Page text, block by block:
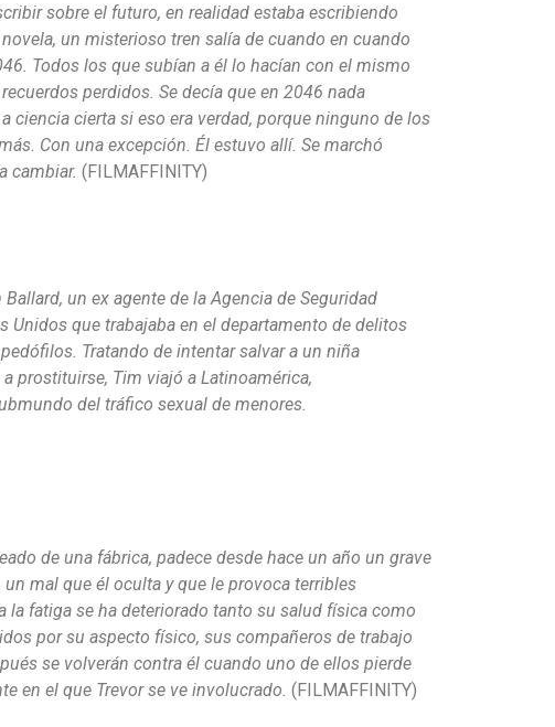
sobre el futuro, en realidad estaba escribiendo
un misterioso tren salía de cuando en cuando
Todos los que subían a él lo hacían con el mismo
perdidos. Se decía que en 2046 nada
ciencia cierta si eso era verdad, porque ninguno de los
Con una excepción. Él estuvo allí. Se marchó
cambiar. (FILMAFFINITY)
un ex agente de la Agencia de Seguridad
Unidos que trabajaba en el departamento de delitos
Tratando de intentar salvar a un niña
prostituirse, Tim viajó a Latinoamérica,
del tráfico sexual de menores.
de una fábrica, padece desde hace un año un grave
mal que él oculta y que le provoca terribles
la fatiga se ha deteriorado tanto su salud física como
por su aspecto físico, sus compañeros de trabajo
se volverán contra él cuando uno de ellos pierde
en el que Trevor se ve involucrado. (FILMAFFINITY)